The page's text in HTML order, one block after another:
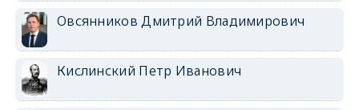
Овсянников Дмитрий Владимирович
Кислинский Петр Иванович